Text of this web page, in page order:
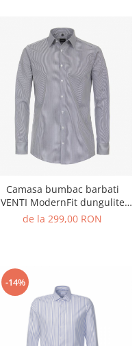
Camasa bumbac barbati
VENTI ModernFit dungulite
bleumarin
de la 299,00 RON
-14%